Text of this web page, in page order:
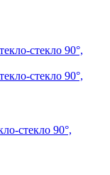
стекло 90°,